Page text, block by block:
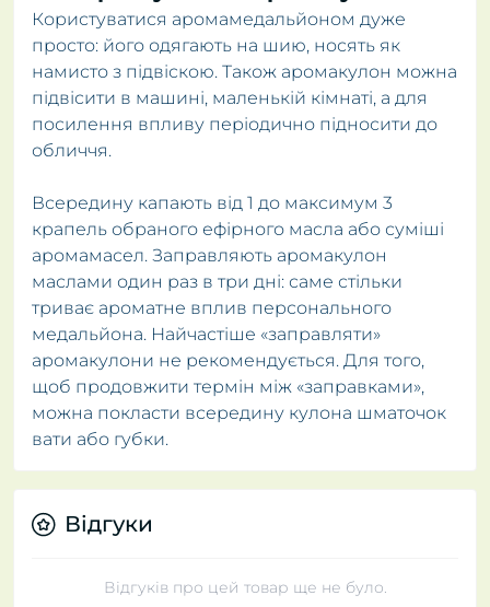
Користуватися аромамедальйоном дуже
просто: його одягають на шию, носять як
намисто з підвіскою. Також аромакулон можна
підвісити в машині, маленькій кімнаті, а для
посилення впливу періодично підносити до
обличчя.
Всередину капають від 1 до максимум 3
крапель обраного ефірного масла або суміші
аромамасел. Заправляють аромакулон
маслами один раз в три дні: саме стільки
триває ароматне вплив персонального
медальйона. Найчастіше «заправляти»
аромакулони не рекомендується. Для того,
щоб продовжити термін між «заправками»,
можна покласти всередину кулона шматочок
вати або губки.
Відгуки
Відгуків про цей товар ще не було.